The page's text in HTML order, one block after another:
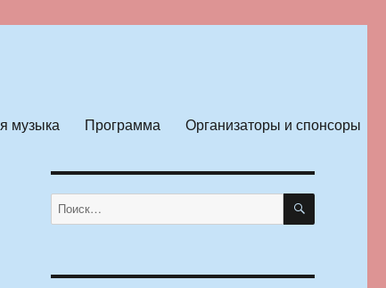
музыка Программа Организаторы и спонсоры
Искать: ПОИСК